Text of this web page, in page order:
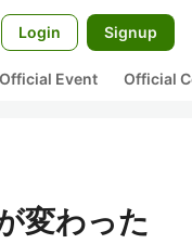
Login Signup
Official Event Official
変わった